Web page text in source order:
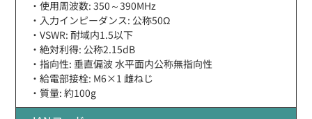
・使用周波数: 350～390MHz
・入力インピーダンス: 公称50Ω
・VSWR: 耐域内1.5以下
・絶対利得: 公称2.15dB
・指向性: 垂直偏波 水平面内公称無指向性
・給電部接栓: M6×1 雌ねじ
・質量: 約100g